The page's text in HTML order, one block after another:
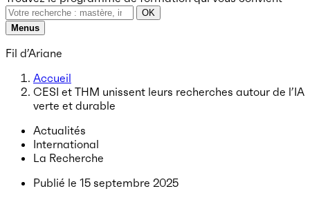
OK
Menus
Fil d’Ariane
Accueil
CESI et THM unissent leurs recherches autour de l’IA
verte et durable
Actualités
International
La Recherche
Publié le 15 septembre 2025